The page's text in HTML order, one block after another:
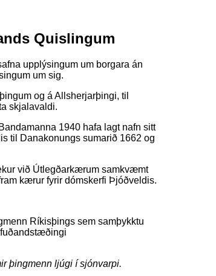
Quislingum
upplýsingum um borgara án
um sig.
og á Allsherjarþingi, til
skjalavaldi.
1940 hafa lagt nafn sitt
til Danakonungs sumarið 1662 og
við Útlegðarkærum samkvæmt
kærur fyrir dómskerfi Þjóðveldis.
Ríkisþings sem samþykktu
þingmenn ljúgi í sjónvarpi.